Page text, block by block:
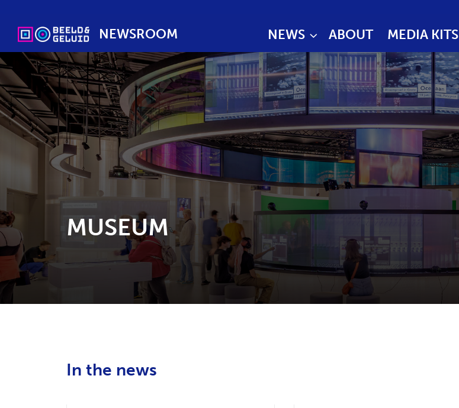
NEWSROOM NEWS ABOUT MEDIA KITS
MUSEUM
In the news